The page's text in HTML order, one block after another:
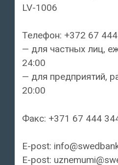
LV-1006
Телефон: +372 67
— для частных лиц,
24:00
— для предприятий,
20:00
Факс: +371 67 444
E-post:
E-post: